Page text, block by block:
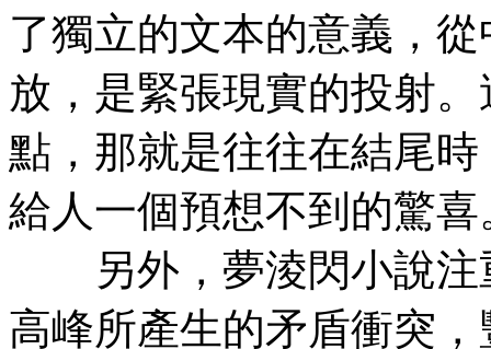
了獨立的文本的意義，
放，是緊張現實的投射
點，那就是往往在結尾
給人一個預想不到的驚喜
另外，夢淩閃小說注
高峰所產生的矛盾衝突